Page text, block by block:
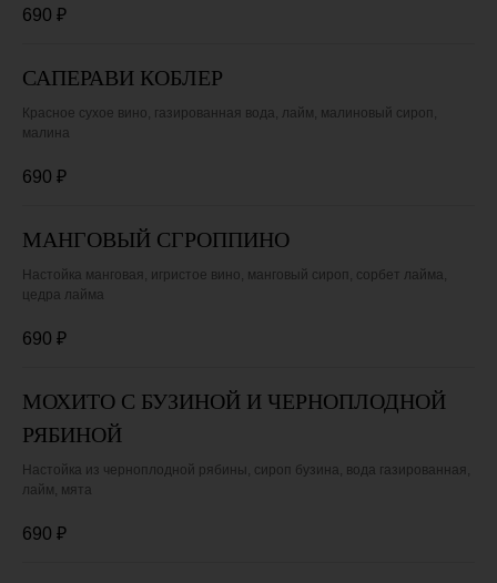
690 ₽
САПЕРАВИ КОБЛЕР
Красное сухое вино, газированная вода, лайм, малиновый сироп,
малина
690 ₽
МАНГОВЫЙ СГРОППИНО
Настойка манговая, игристое вино, манговый сироп, сорбет лайма,
цедра лайма
690 ₽
МОХИТО С БУЗИНОЙ И ЧЕРНОПЛОДНОЙ
РЯБИНОЙ
Настойка из черноплодной рябины, сироп бузина, вода газированная,
лайм, мята
690 ₽